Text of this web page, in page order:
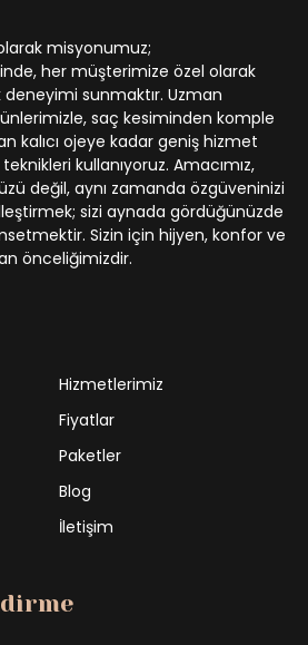
misyonumuz;
her müşterimize özel olarak
deneyimi sunmaktır. Uzman
saç kesiminden komple
kalıcı ojeye kadar geniş hizmet
kullanıyoruz. Amacımız,
değil, aynı zamanda özgüveninizi
sizi aynada gördüğünüzde
Sizin için hijyen, konfor ve
önceliğimizdir.
Hizmetlerimiz
Fiyatlar
Paketler
Blog
İletişim